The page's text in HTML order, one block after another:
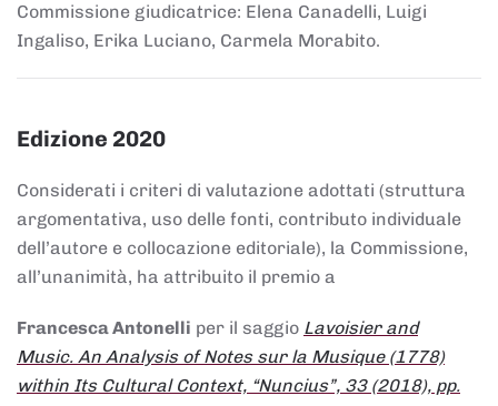
Commissione giudicatrice: Elena Canadelli, Luigi
Ingaliso, Erika Luciano, Carmela Morabito.
Edizione 2020
Considerati i criteri di valutazione adottati (struttura
argomentativa, uso delle fonti, contributo individuale
dell’autore e collocazione editoriale), la Commissione,
all’unanimità, ha attribuito il premio a
Francesca Antonelli per il saggio Lavoisier and
Music. An Analysis of Notes sur la Musique (1778)
within Its Cultural Context, “Nuncius”, 33 (2018), pp.